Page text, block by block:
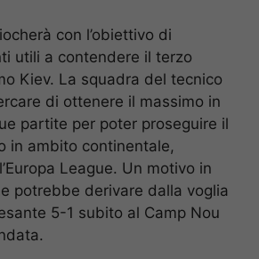
con l’obiettivo di
utili a contendere il terzo
Kiev. La squadra del tecnico
di ottenere il massimo in
partite per poter proseguire il
in ambito continentale,
League. Un motivo in
potrebbe derivare dalla voglia
5-1 subito al Camp Nou